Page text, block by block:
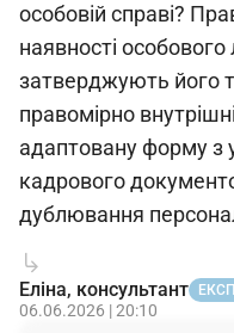
особовій справі?
наявності
затверджують його
правомірно
адаптовану форму з
кадрового
дублювання
Еліна, консультант
06.06.2026 | 20:10